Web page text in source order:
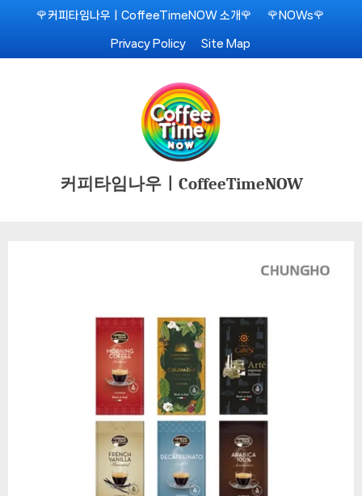
content
🌹커피타임나우ㅣCoffeeTimeNOW 소개🌹 🌹NOWs🌹
Privacy Policy Site Map
커피타임나우ㅣCoffeeTimeNOW